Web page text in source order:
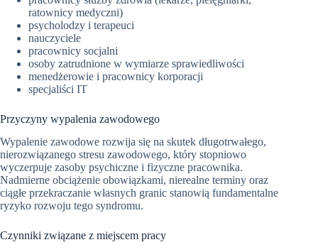
ratownicy medyczni)
psycholodzy i terapeuci
nauczyciele
pracownicy socjalni
osoby zatrudnione w wymiarze sprawiedliwości
menedżerowie i pracownicy korporacji
specjaliści IT
Przyczyny wypalenia zawodowego
Wypalenie zawodowe rozwija się na skutek długotrwałego,
nierozwiązanego stresu zawodowego, który stopniowo
wyczerpuje zasoby psychiczne i fizyczne pracownika.
Nadmierne obciążenie obowiązkami, nierealne terminy oraz
ciągłe przekraczanie własnych granic stanowią fundamentalne
ryzyko rozwoju tego syndromu.
Czynniki związane z miejscem pracy